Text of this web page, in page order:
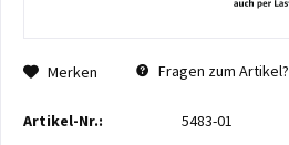
Merken Fragen zum Artikel?
Artikel-Nr.: 5483-01